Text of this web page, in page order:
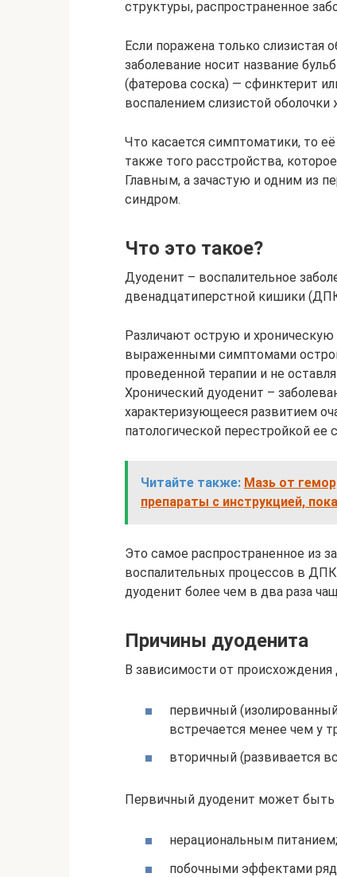
структуры, распространенное
Если поражена только слизистая
заболевание носит название
(фатерова соска) — сфинктерит
воспалением слизистой оболочки
Что касается симптоматики, то
также того расстройства,
Главным, а зачастую и одним из
синдром.
Что это такое?
Дуоденит – воспалительное
двенадцатиперстной кишики
Различают острую и
выраженными симптомами
проведенной терапии и не
Хронический дуоденит –
характеризующееся развитием
патологической перестройкой ее
Читайте также: Мазь от
препараты с инструкцией,
Это самое распространенное из
воспалительных процессов в
дуоденит более чем в два раза
Причины дуоденита
В зависимости от происхождения
первичный
встречается менее чем у
вторичный (развивается
Первичный дуоденит может быть
нерациональным питанием;
побочными эффектами